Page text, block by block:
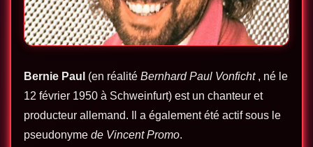
Bernie Paul (en réalité Bernhard Paul Vonficht, né le
12 février 1950 à Schweinfurt) est un chanteur et
producteur allemand. Il a également été actif sous le
pseudonyme de Vincent Promo.